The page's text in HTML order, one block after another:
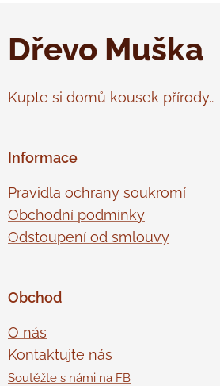
Dřevo Muška
Kupte si domů kousek přírody..
Informace
Pravidla ochrany soukromí
Obchodní podmínky
Odstoupení od smlouvy
Obchod
O nás
Kontaktujte nás
Soutěžte s námi na FB